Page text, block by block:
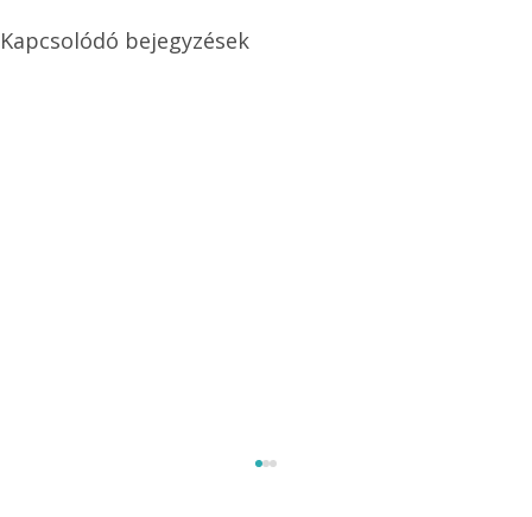
Kapcsolódó bejegyzések